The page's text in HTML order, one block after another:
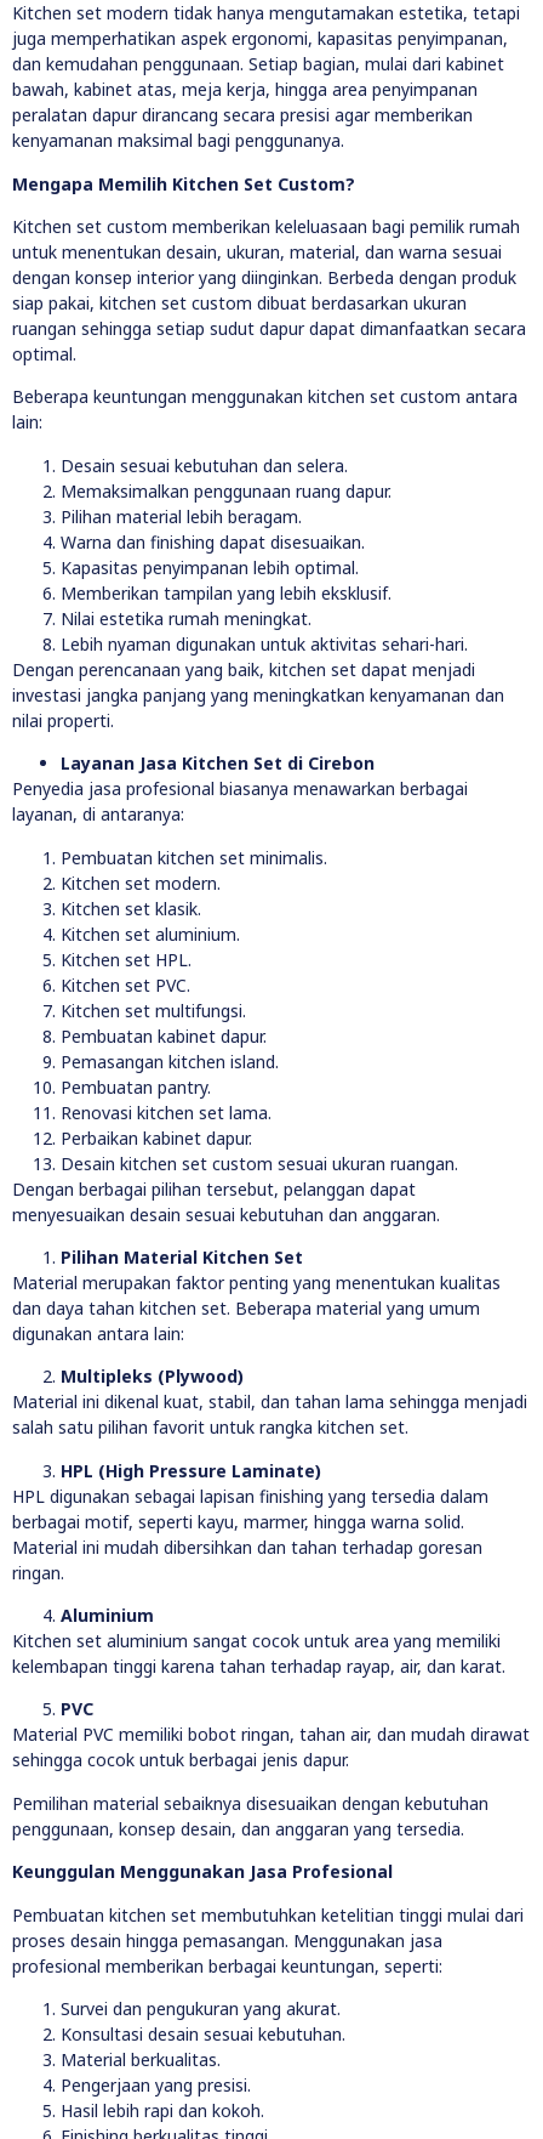
Kitchen set modern tidak hanya mengutamakan estetika, tetapi
juga memperhatikan aspek ergonomi, kapasitas penyimpanan,
dan kemudahan penggunaan. Setiap bagian, mulai dari kabinet
bawah, kabinet atas, meja kerja, hingga area penyimpanan
peralatan dapur dirancang secara presisi agar memberikan
kenyamanan maksimal bagi penggunanya.
Mengapa Memilih Kitchen Set Custom?
Kitchen set custom memberikan keleluasaan bagi pemilik rumah
untuk menentukan desain, ukuran, material, dan warna sesuai
dengan konsep interior yang diinginkan. Berbeda dengan produk
siap pakai, kitchen set custom dibuat berdasarkan ukuran
ruangan sehingga setiap sudut dapur dapat dimanfaatkan secara
optimal.
Beberapa keuntungan menggunakan kitchen set custom antara
lain:
Desain sesuai kebutuhan dan selera.
Memaksimalkan penggunaan ruang dapur.
Pilihan material lebih beragam.
Warna dan finishing dapat disesuaikan.
Kapasitas penyimpanan lebih optimal.
Memberikan tampilan yang lebih eksklusif.
Nilai estetika rumah meningkat.
Lebih nyaman digunakan untuk aktivitas sehari-hari.
Dengan perencanaan yang baik, kitchen set dapat menjadi
investasi jangka panjang yang meningkatkan kenyamanan dan
nilai properti.
Layanan Jasa Kitchen Set di Cirebon
Penyedia jasa profesional biasanya menawarkan berbagai
layanan, di antaranya:
Pembuatan kitchen set minimalis.
Kitchen set modern.
Kitchen set klasik.
Kitchen set aluminium.
Kitchen set HPL.
Kitchen set PVC.
Kitchen set multifungsi.
Pembuatan kabinet dapur.
Pemasangan kitchen island.
Pembuatan pantry.
Renovasi kitchen set lama.
Perbaikan kabinet dapur.
Desain kitchen set custom sesuai ukuran ruangan.
Dengan berbagai pilihan tersebut, pelanggan dapat
menyesuaikan desain sesuai kebutuhan dan anggaran.
Pilihan Material Kitchen Set
Material merupakan faktor penting yang menentukan kualitas
dan daya tahan kitchen set. Beberapa material yang umum
digunakan antara lain:
Multipleks (Plywood)
Material ini dikenal kuat, stabil, dan tahan lama sehingga menjadi
salah satu pilihan favorit untuk rangka kitchen set.
HPL (High Pressure Laminate)
HPL digunakan sebagai lapisan finishing yang tersedia dalam
berbagai motif, seperti kayu, marmer, hingga warna solid.
Material ini mudah dibersihkan dan tahan terhadap goresan
ringan.
Aluminium
Kitchen set aluminium sangat cocok untuk area yang memiliki
kelembapan tinggi karena tahan terhadap rayap, air, dan karat.
PVC
Material PVC memiliki bobot ringan, tahan air, dan mudah dirawat
sehingga cocok untuk berbagai jenis dapur.
Pemilihan material sebaiknya disesuaikan dengan kebutuhan
penggunaan, konsep desain, dan anggaran yang tersedia.
Keunggulan Menggunakan Jasa Profesional
Pembuatan kitchen set membutuhkan ketelitian tinggi mulai dari
proses desain hingga pemasangan. Menggunakan jasa
profesional memberikan berbagai keuntungan, seperti:
Survei dan pengukuran yang akurat.
Konsultasi desain sesuai kebutuhan.
Material berkualitas.
Pengerjaan yang presisi.
Hasil lebih rapi dan kokoh.